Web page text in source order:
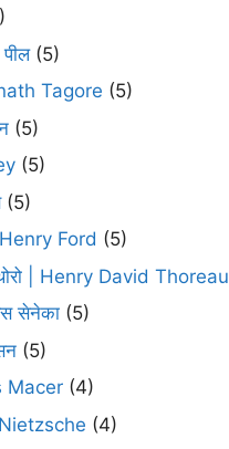
पील(5)
Tagore (5)
(5)
(5)
(5)
Henry Ford (5)
| Henry David Thoreau
सेनेका (5)
(5)
Macer (4)
(4)